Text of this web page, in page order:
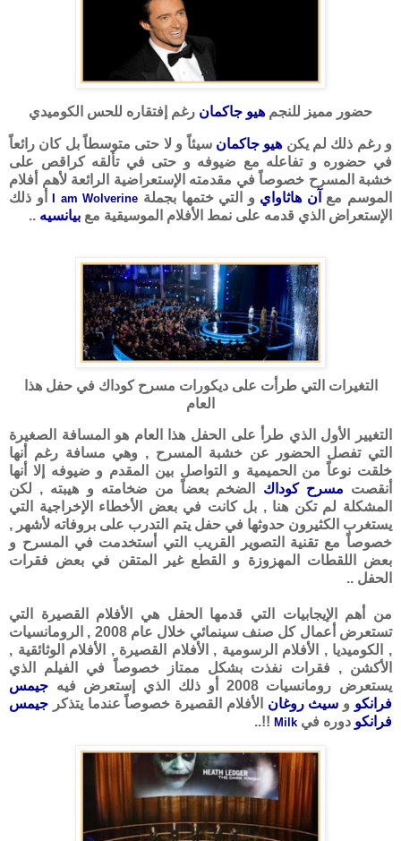
حضور مميز للنجم هيو جاكمان رغم إفتقاره للحس الكوميدي
و رغم ذلك لم يكن هيو جاكمانسيئاً و لا حتى متوسطاً بل كان رائعاً
في حضوره و تفاعله مع ضيوفه و حتى في تألقه كراقص على
خشبة المسرح خصوصاً في مقدمته الإستعراضية الرائعة لأهم أفلام
الموسم مع آن هاثاواي و التي ختمها بجملة I am Wolverine أو ذلك
الإستعراض الذي قدمه على نمط الأفلام الموسيقية مع بيانسيه ..
التغيرات التي طرأت على ديكورات مسرح كوداك في حفل هذا
العام
التغيير الأول الذي طرأ على الحفل هذا العام هو المسافة الصغيرة
التي تفصل الحضور عن خشبة المسرح , وهي مسافة رغم أنها
خلقت نوعاً من الحميمية و التواصل بين المقدم و ضيوفه إلا أنها
أنقصت مسرح كوداك الضخم بعضاً من ضخامته و هيبته , لكن
المشكلة لم تكن هنا , بل كانت في بعض الأخطاء الإخراجية التي
يستغرب الكثيرون حدوثها في حفل يتم التدرب على بروفاته لأشهر ,
خصوصاً مع تقنية التصوير القريب التي أستخدمت في المسرح و
بعض اللقطات المهزوزة و القطع غير المتقن في بعض فقرات
الحفل ..
من أهم الإيجابيات التي قدمها الحفل هي الأفلام القصيرة التي
تستعرض أعمال كل صنف سينمائي خلال عام 2008 , الرومانسيات
, الكوميديا , الأفلام الرسومية , الأفلام القصيرة , الأفلام الوثائقية ,
الأكشن , فقرات نفذت بشكل ممتاز خصوصاً في الفيلم الذي
يستعرض رومانسيات 2008 أو ذلك الذي إستعرض فيه
جيمس
فرانكو و سيث روغان الأفلام القصيرة خصوصاً عندما يتذكر جيمس
فرانكو دوره في Milk
!!..